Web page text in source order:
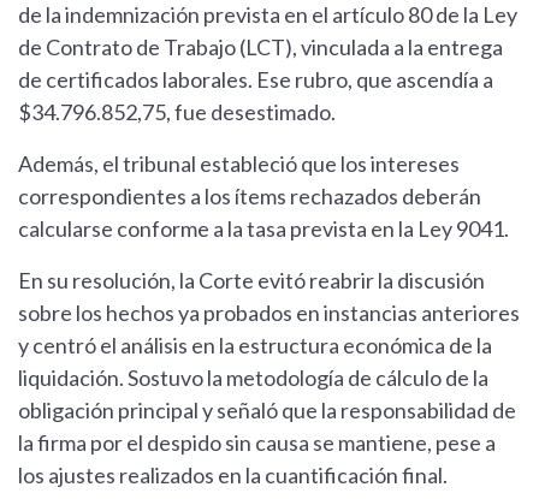
de la indemnización prevista en el artículo 80 de la Ley
de Contrato de Trabajo (LCT), vinculada a la entrega
de certificados laborales. Ese rubro, que ascendía a
$34.796.852,75, fue desestimado.
Además, el tribunal estableció que los intereses
correspondientes a los ítems rechazados deberán
calcularse conforme a la tasa prevista en la Ley 9041.
En su resolución, la Corte evitó reabrir la discusión
sobre los hechos ya probados en instancias anteriores
y centró el análisis en la estructura económica de la
liquidación. Sostuvo la metodología de cálculo de la
obligación principal y señaló que la responsabilidad de
la firma por el despido sin causa se mantiene, pese a
los ajustes realizados en la cuantificación final.